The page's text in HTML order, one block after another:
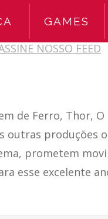
GAMES
NOSSO FEED
de Ferro, Thor,
outras produções
prometem
esse excelente